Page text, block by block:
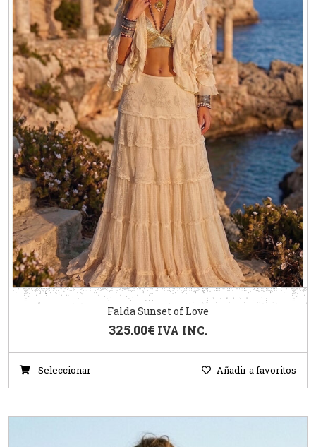
Falda Sunset of Love
325.00€ IVA INC.
Seleccionar Añadir a favoritos